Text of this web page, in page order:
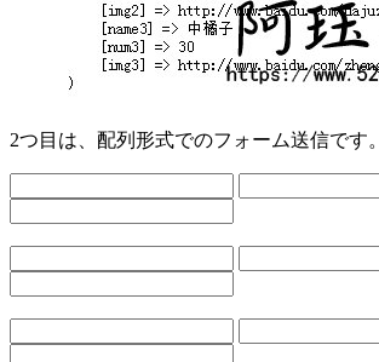
2つ目は、配列形式でのフォーム送信です。